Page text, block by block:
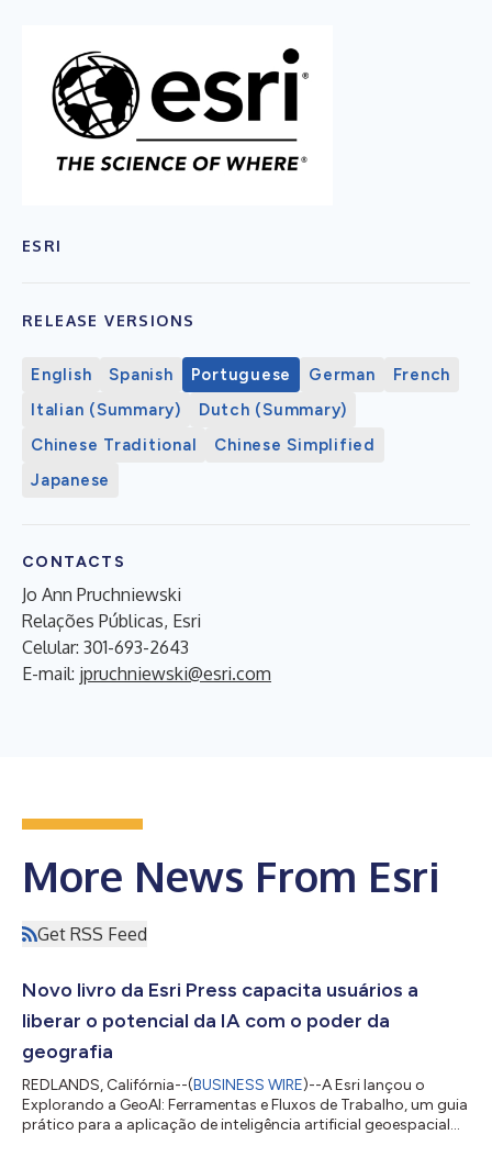
ESRI
RELEASE VERSIONS
English Spanish Portuguese German
French
Italian (Summary)
Dutch (Summary)
Chinese Traditional
Chinese Simplified
Japanese
CONTACTS
Jo Ann Pruchniewski
Relações Públicas, Esri
Celular: 301-693-2643
E-mail: jpruchniewski@esri.com
More News From Esri
Get RSS Feed
Novo livro da Esri Press capacita usuários a
liberar o potencial da IA ​​com o poder da
geografia
REDLANDS, Califórnia--(BUSINESS WIRE)--A Esri lançou o
Explorando a GeoAI: Ferramentas e Fluxos de Trabalho, um guia
prático para a aplicação de inteligência artificial geoespacial